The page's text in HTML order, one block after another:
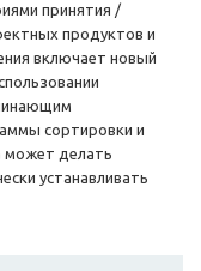
принятия /
продуктов и
включает новый
сортировки и
может делать
устанавливать